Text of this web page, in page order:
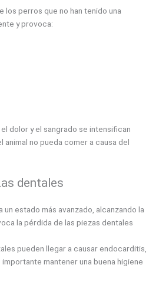
los perros que no han tenido una
y provoca:
dolor y el sangrado se intensifican
no pueda comer a causa del
dentales
estado más avanzado, alcanzando la
la pérdida de las piezas dentales
pueden llegar a causar endocarditis,
mantener una buena higiene